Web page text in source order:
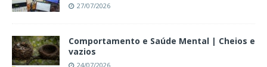
27/07/2026
Comportamento e Saúde Mental | Cheios e
vazios
24/07/2026